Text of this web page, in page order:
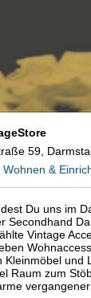
59,
&
Du uns im
Secondhand
Vintage
Kleinmöbel und
Raum zum
vergangener